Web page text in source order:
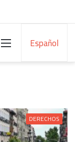
Español
Menú
DERECHOS